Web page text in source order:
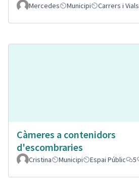
Mercedes
Municipi Carrers i Vials
Càmeres a contenidors
d'escombraries
Cristina Municipi Espai Públic 5